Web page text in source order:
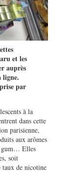
et les
auprès
ligne.
par
à la
dans cette
parisienne,
aux arômes
gum… Elles
soit
taux de nicotine